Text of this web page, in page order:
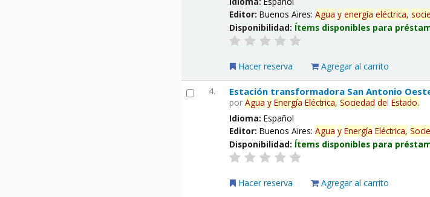
Editor:Buenos Aires:Agua y energía eléctrica,
Disponibilidad: Ítems disponibles para
Hacer reserva Agregar al carrito
4. Estación transformadora San Antonio
porAgua y Energía Eléctrica, Sociedad delEstado.
Idioma:Español
Editor:Buenos Aires:Agua y Energía Eléctrica,
Disponibilidad: Ítems disponibles para
Hacer reserva Agregar al carrito